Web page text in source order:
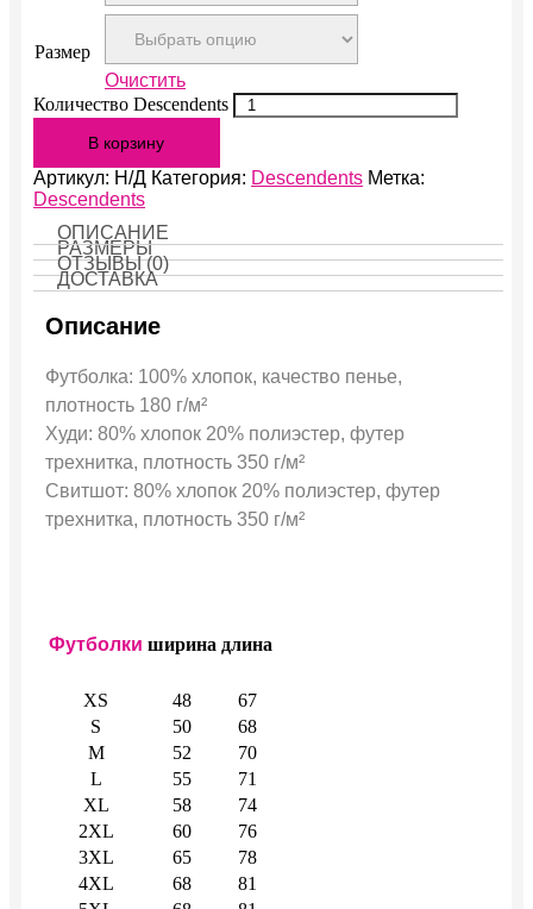
Размер
Очистить
Количество Descendents
В корзину
Артикул: Н/Д Категория: Descendents Метка:
Descendents
ОПИСАНИЕ
РАЗМЕРЫ
ОТЗЫВЫ (0)
ДОСТАВКА
Описание
Футболка: 100% хлопок, качество пенье,
плотность 180 г/м²
Худи: 80% хлопок 20% полиэстер, футер
трехнитка, плотность 350 г/м²
Свитшот: 80% хлопок 20% полиэстер, футер
трехнитка, плотность 350 г/м²
Футболки ширина длина
XS 48
67
S
50
68
M
52
70
L
55
71
XL
58
74
2XL
60
76
3XL
65
78
4XL
68
81